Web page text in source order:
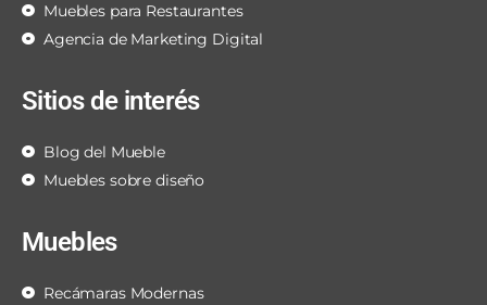
Muebles para Restaurantes
Agencia de Marketing Digital
Sitios de interés
Blog del Mueble
Muebles sobre diseño
Muebles
Recámaras Modernas